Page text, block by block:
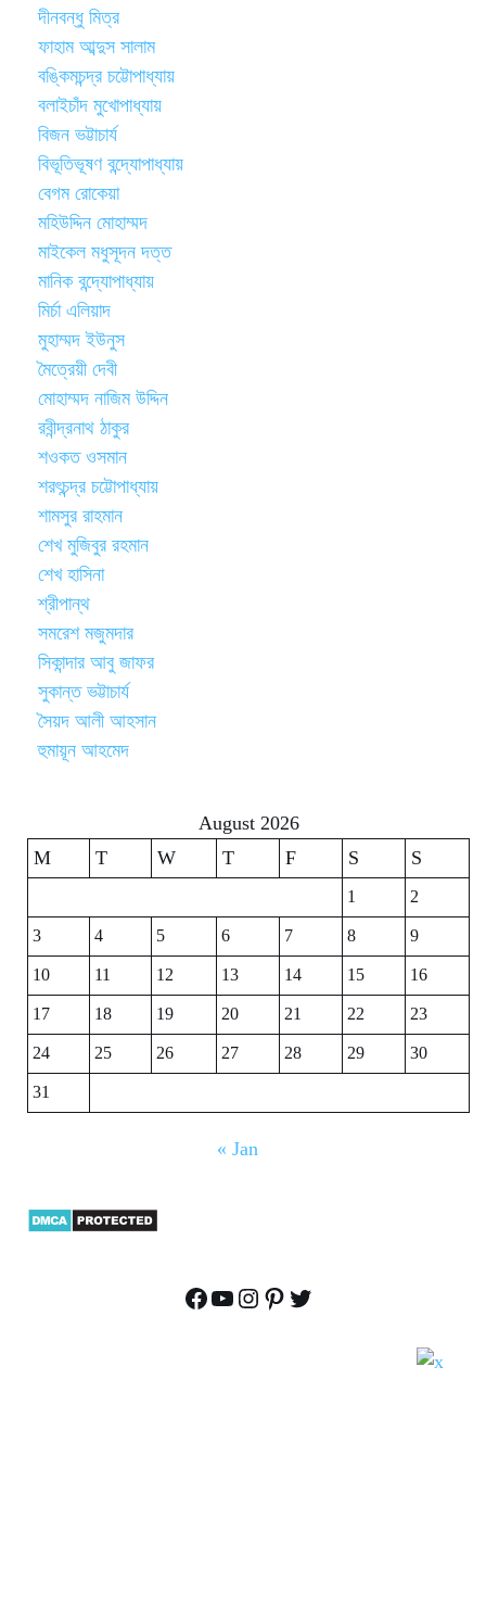
দীনবন্ধু মিত্র
ফাহাম আব্দুস সালাম
বঙ্কিমচন্দ্র চট্টোপাধ্যায়
বলাইচাঁদ মুখোপাধ্যায়
বিজন ভট্টাচার্য
বিভূতিভূষণ বন্দ্যোপাধ্যায়
বেগম রোকেয়া
মহিউদ্দিন মোহাম্মদ
মাইকেল মধুসূদন দত্ত
মানিক বন্দ্যোপাধ্যায়
মির্চা এলিয়াদ
মুহাম্মদ ইউনুস
মৈত্রেয়ী দেবী
মোহাম্মদ নাজিম উদ্দিন
রবীন্দ্রনাথ ঠাকুর
শওকত ওসমান
শরৎচন্দ্র চট্টোপাধ্যায়
শামসুর রাহমান
শেখ মুজিবুর রহমান
শেখ হাসিনা
শ্রীপান্থ
সমরেশ মজুমদার
সিকান্দার আবু জাফর
সুকান্ত ভট্টাচার্য
সৈয়দ আলী আহসান
হুমায়ূন আহমেদ
August 2026
M
T W T F S S
1
2
3
4 5 6 7 8
9
10
11 12 13 14 15
16
17
18 19 20 21 22
23
24
25 26 27 28 29
30
31
« Jan